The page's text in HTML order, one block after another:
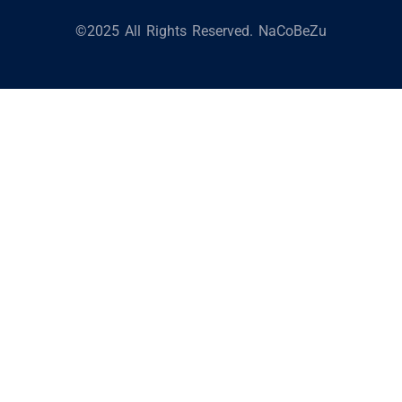
©2025 All Rights Reserved. NaCoBeZu